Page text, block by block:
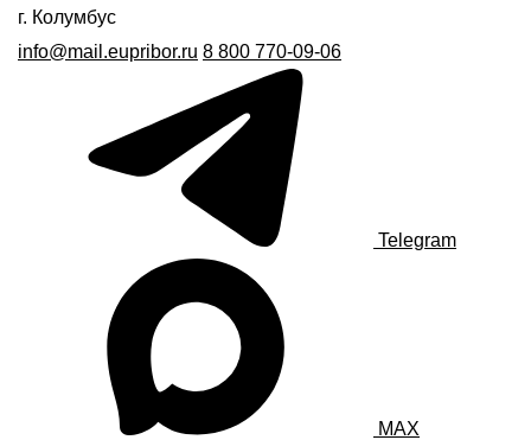
г. Колумбус
info@mail.eupribor.ru 8 800 770-09-06
Telegram
MAX